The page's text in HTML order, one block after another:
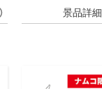
マスコット